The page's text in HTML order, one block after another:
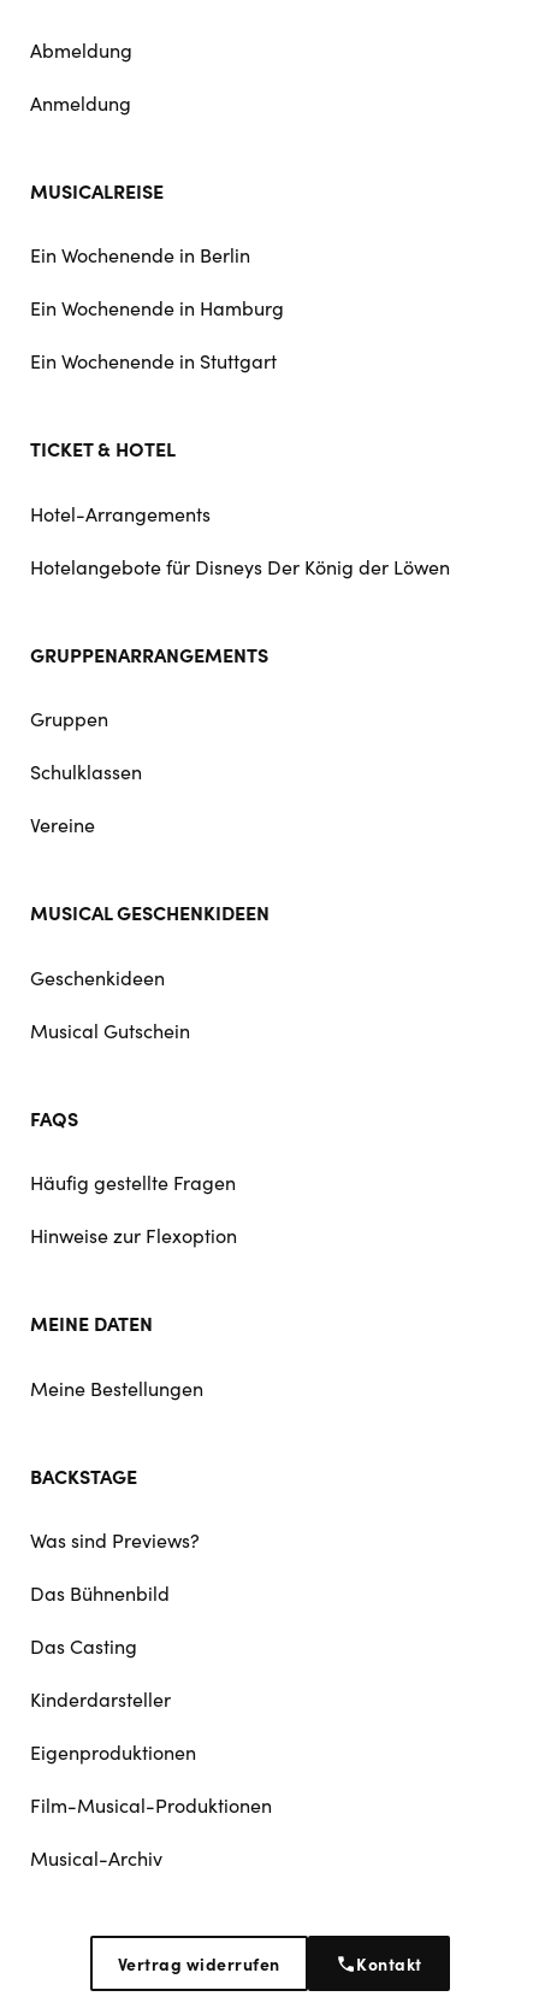
Abmeldung
Anmeldung
MUSICALREISE
Ein Wochenende in Berlin
Ein Wochenende in Hamburg
Ein Wochenende in Stuttgart
TICKET & HOTEL
Hotel-Arrangements
Hotelangebote für Disneys Der König der Löwen
GRUPPENARRANGEMENTS
Gruppen
Schulklassen
Vereine
MUSICAL GESCHENKIDEEN
Geschenkideen
Musical Gutschein
FAQS
Häufig gestellte Fragen
Hinweise zur Flexoption
MEINE DATEN
Meine Bestellungen
BACKSTAGE
Was sind Previews?
Das Bühnenbild
Das Casting
Kinderdarsteller
Eigenproduktionen
Film-Musical-Produktionen
Musical-Archiv
Vertrag widerrufen Kontakt